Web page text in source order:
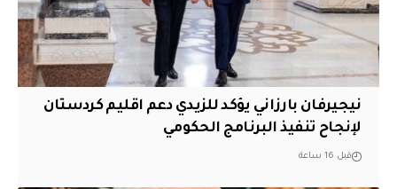
نيجيرفان بارزاني يؤكد للزيدي دعم اقليم ‏كردستان
لإنجاح تنفيذ البرنامج الحكومي
قبل 16 ساعة